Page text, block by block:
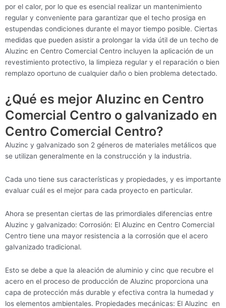
por el calor, por lo que es esencial realizar un mantenimiento
regular y conveniente para garantizar que el techo prosiga en
estupendas condiciones durante el mayor tiempo posible. Ciertas
medidas que pueden asistir a prolongar la vida útil de un techo de
Aluzinc en Centro Comercial Centro incluyen la aplicación de un
revestimiento protectivo, la limpieza regular y el reparación o bien
remplazo oportuno de cualquier daño o bien problema detectado.
¿Qué es mejor Aluzinc en Centro
Comercial Centro o galvanizado en
Centro Comercial Centro?
Aluzinc y galvanizado son 2 géneros de materiales metálicos que
se utilizan generalmente en la construcción y la industria.
Cada uno tiene sus características y propiedades, y es importante
evaluar cuál es el mejor para cada proyecto en particular.
Ahora se presentan ciertas de las primordiales diferencias entre
Aluzinc y galvanizado: Corrosión: El Aluzinc en Centro Comercial
Centro tiene una mayor resistencia a la corrosión que el acero
galvanizado tradicional.
Esto se debe a que la aleación de aluminio y cinc que recubre el
acero en el proceso de producción de Aluzinc proporciona una
capa de protección más durable y efectiva contra la humedad y
los elementos ambientales. Propiedades mecánicas: El Aluzinc en